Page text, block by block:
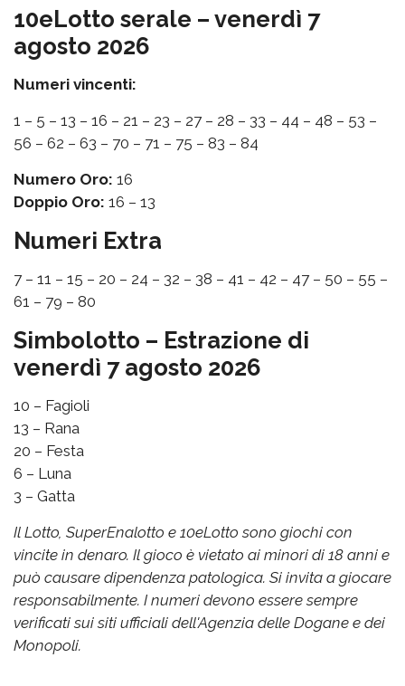
10eLotto serale – venerdì 7
agosto 2026
Numeri vincenti:
1 – 5 – 13 – 16 – 21 – 23 – 27 – 28 – 33 – 44 – 48 – 53 –
56 – 62 – 63 – 70 – 71 – 75 – 83 – 84
Numero Oro: 16
Doppio Oro: 16 – 13
Numeri Extra
7 – 11 – 15 – 20 – 24 – 32 – 38 – 41 – 42 – 47 – 50 – 55 –
61 – 79 – 80
Simbolotto – Estrazione di
venerdì 7 agosto 2026
10 – Fagioli
13 – Rana
20 – Festa
6 – Luna
3 – Gatta
Il Lotto, SuperEnalotto e 10eLotto sono giochi con
vincite in denaro. Il gioco è vietato ai minori di 18 anni e
può causare dipendenza patologica. Si invita a giocare
responsabilmente. I numeri devono essere sempre
verificati sui siti ufficiali dell'Agenzia delle Dogane e dei
Monopoli.